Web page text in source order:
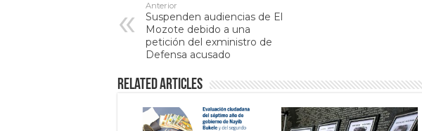
Anterior
Suspenden audiencias de El
Mozote debido a una
petición del exministro de
Defensa acusado
Related Articles